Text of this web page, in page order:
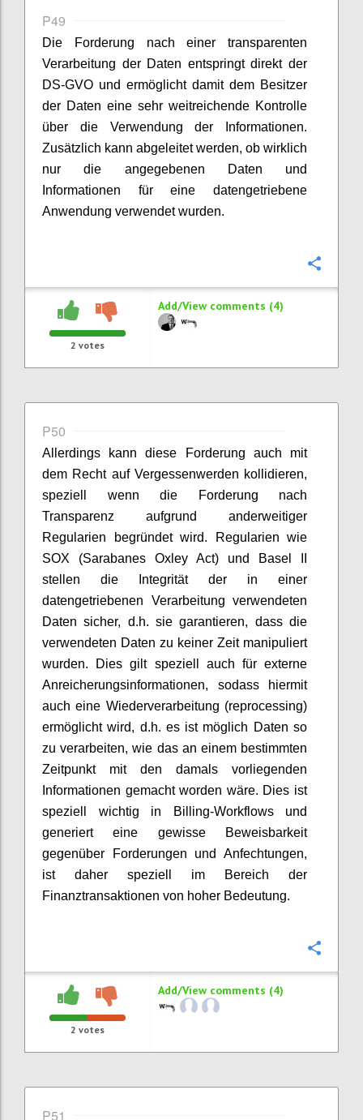
P49
Die Forderung nach einer transparenten
Verarbeitung der Daten entspringt direkt der
DS-GVO und ermöglicht damit dem Besitzer
der Daten eine sehr weitreichende Kontrolle
über die Verwendung der Informationen.
Zusätzlich kann abgeleitet werden, ob wirklich
nur die angegebenen Daten und
Informationen für eine datengetriebene
Anwendung verwendet wurden.
2 votes
Add/View comments (4)
P50
Allerdings kann diese Forderung auch mit
dem Recht auf Vergessenwerden kollidieren,
speziell wenn die Forderung nach
Transparenz aufgrund anderweitiger
Regularien begründet wird. Regularien wie
SOX (Sarabanes Oxley Act) und Basel II
stellen die Integrität der in einer
datengetriebenen Verarbeitung verwendeten
Daten sicher, d.h. sie garantieren, dass die
verwendeten Daten zu keiner Zeit manipuliert
wurden. Dies gilt speziell auch für externe
Anreicherungsinformationen, sodass hiermit
auch eine Wiederverarbeitung (reprocessing)
ermöglicht wird, d.h. es ist möglich Daten so
zu verarbeiten, wie das an einem bestimmten
Zeitpunkt mit den damals vorliegenden
Informationen gemacht worden wäre. Dies ist
speziell wichtig in Billing-Workflows und
generiert eine gewisse Beweisbarkeit
gegenüber Forderungen und Anfechtungen,
ist daher speziell im Bereich der
Finanztransaktionen von hoher Bedeutung.
2 votes
Add/View comments (4)
P51